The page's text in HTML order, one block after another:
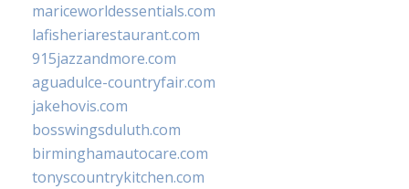
mariceworldessentials.com
lafisheriarestaurant.com
915jazzandmore.com
aguadulce-countryfair.com
jakehovis.com
bosswingsduluth.com
birminghamautocare.com
tonyscountrykitchen.com